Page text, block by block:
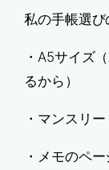
私の手帳選び
・A5サイズ
るから）
・マンスリ
・メモのペ